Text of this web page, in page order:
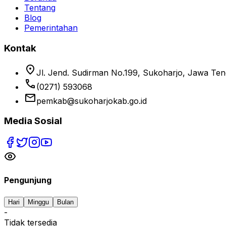
Tentang
Blog
Pemerintahan
Kontak
location_on Jl. Jend. Sudirman No.199, Sukoharjo, Jawa
phone (0271) 593068
emailpemkab@sukoharjokab.go.id
Media Sosial
Pengunjung
Hari Minggu Bulan
-
Tidak tersedia